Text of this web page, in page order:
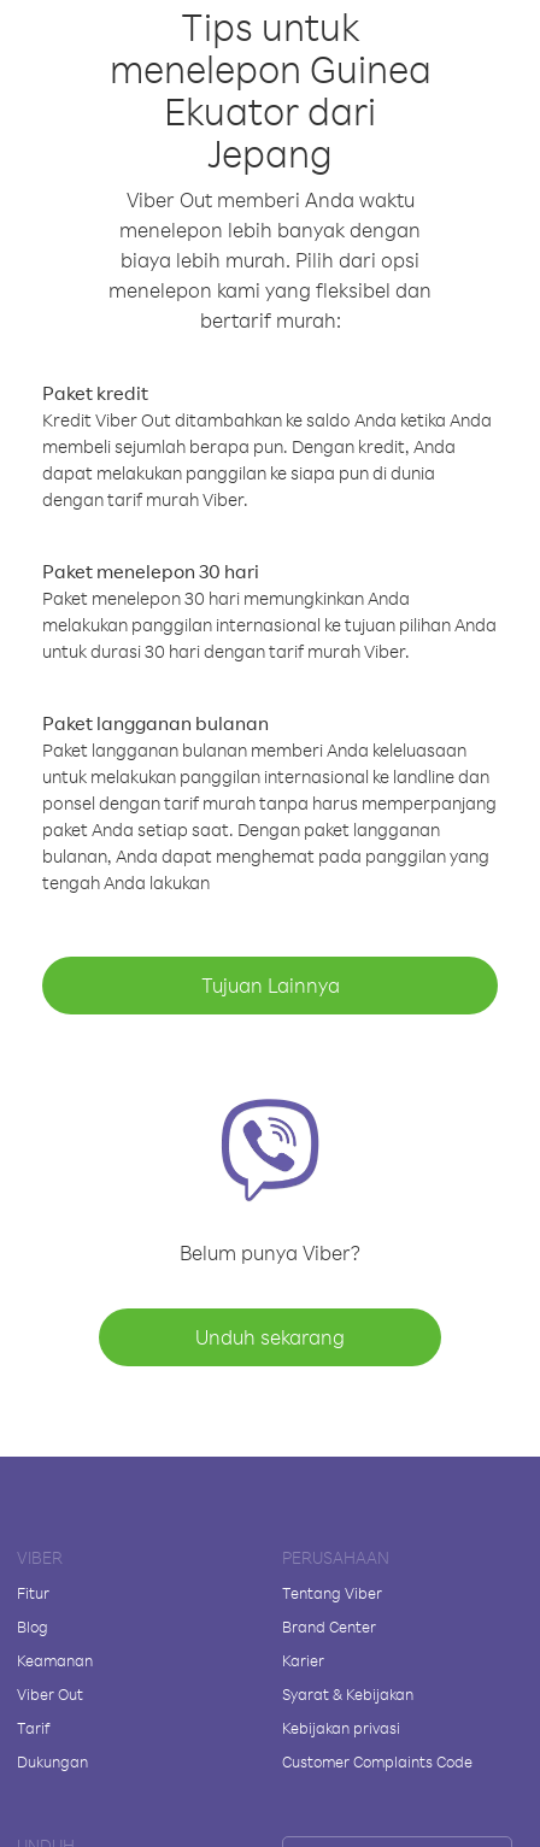
Tips untuk
menelepon Guinea
Ekuator dari
Jepang
Viber Out memberi Anda waktu
menelepon lebih banyak dengan
biaya lebih murah. Pilih dari opsi
menelepon kami yang fleksibel dan
bertarif murah:
Paket kredit
Kredit Viber Out ditambahkan ke saldo Anda ketika Anda
membeli sejumlah berapa pun. Dengan kredit, Anda
dapat melakukan panggilan ke siapa pun di dunia
dengan tarif murah Viber.
Paket menelepon 30 hari
Paket menelepon 30 hari memungkinkan Anda
melakukan panggilan internasional ke tujuan pilihan Anda
untuk durasi 30 hari dengan tarif murah Viber.
Paket langganan bulanan
Paket langganan bulanan memberi Anda keleluasaan
untuk melakukan panggilan internasional ke landline dan
ponsel dengan tarif murah tanpa harus memperpanjang
paket Anda setiap saat. Dengan paket langganan
bulanan, Anda dapat menghemat pada panggilan yang
tengah Anda lakukan
Tujuan Lainnya
Belum punya Viber?
Unduh sekarang
VIBER
Fitur
Blog
Keamanan
Viber Out
Tarif
Dukungan
PERUSAHAAN
Tentang Viber
Brand Center
Karier
Syarat & Kebijakan
Kebijakan privasi
Customer Complaints Code